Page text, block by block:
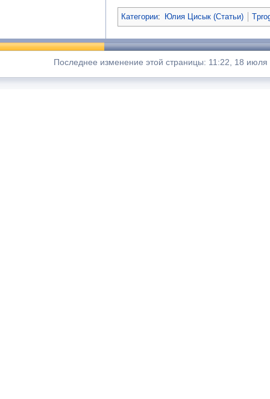
Категории: Юлия Цисык (Статьи)
Последнее изменение этой страницы: 11:22, 18 июля